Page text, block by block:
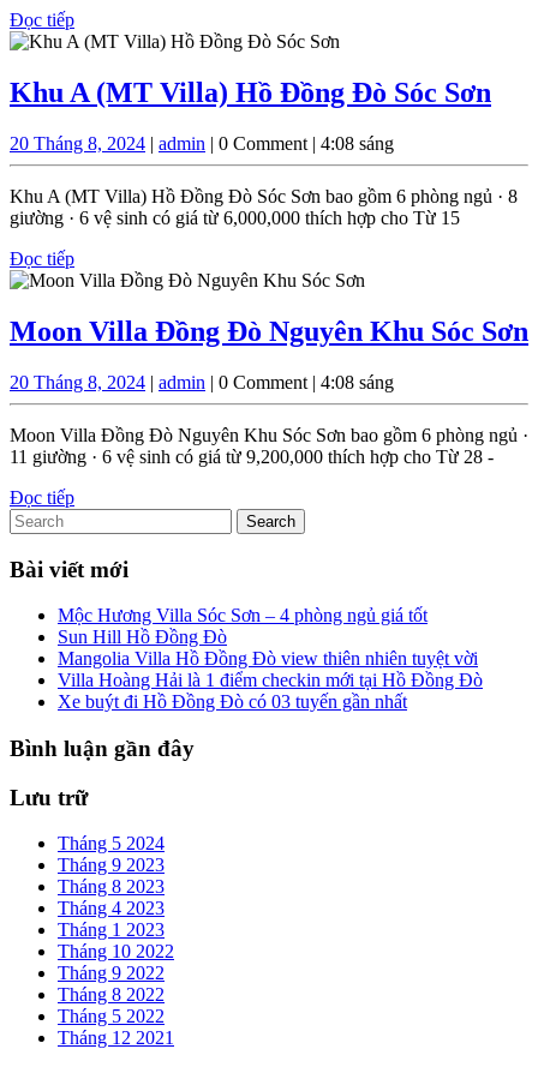
Đọc tiếpĐọc
tiếp
Khu A (MT Villa) Hồ Đồng Đò Sóc Sơn
Sóc
Sơn
20 Tháng 8, 202420
Tháng
8,
2024
| admin admin
| 0 Comment | 4:08 sáng
Khu A (MT Villa) Hồ Đồng Đò Sóc Sơn bao gồm 6 phòng ngủ · 8
giường · 6 vệ sinh có giá từ 6,000,000 thích hợp cho Từ 15
Đọc tiếpĐọc
tiếp
Moon Villa Đồng Đò Nguyên Khu Sóc Sơn
20 Tháng 8, 202420
Tháng
8,
2024
| admin admin
| 0 Comment | 4:08 sáng
Moon Villa Đồng Đò Nguyên Khu Sóc Sơn bao gồm 6 phòng ngủ ·
11 giường · 6 vệ sinh có giá từ 9,200,000 thích hợp cho Từ 28 -
Đọc tiếpĐọc
Search
for:
Bài viết mới
Mộc Hương Villa Sóc Sơn – 4 phòng ngủ giá tốt
Sun Hill Hồ Đồng Đò
Mangolia Villa Hồ Đồng Đò view thiên nhiên tuyệt vời
Villa Hoàng Hải là 1 điểm checkin mới tại Hồ Đồng Đò
Xe buýt đi Hồ Đồng Đò có 03 tuyến gần nhất
Bình luận gần đây
Lưu trữ
Tháng 5 2024
Tháng 9 2023
Tháng 8 2023
Tháng 4 2023
Tháng 1 2023
Tháng 10 2022
Tháng 9 2022
Tháng 8 2022
Tháng 5 2022
Tháng 12 2021